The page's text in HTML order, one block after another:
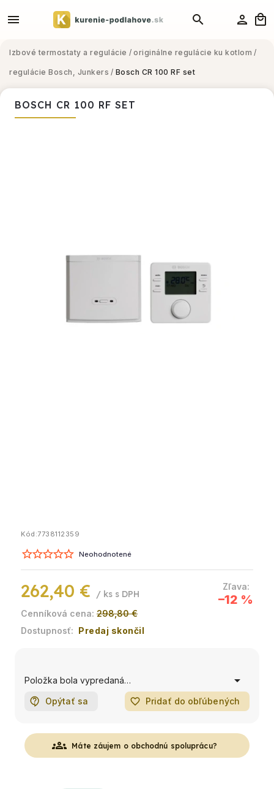
Izbové termostaty a regulácie / originálne regulácie ku kotlom /
regulácie Bosch, Junkers / Bosch CR 100 RF set
BOSCH CR 100 RF SET
Kód:7738112359
Neohodnotené
298,80 €
–12 %
262,40 € / ks
Predaj skončil
Položka bola vypredaná…
Opýtať sa
favorite_border Pridať do obľúbených
groups Máte záujem o obchodnú spoluprácu?